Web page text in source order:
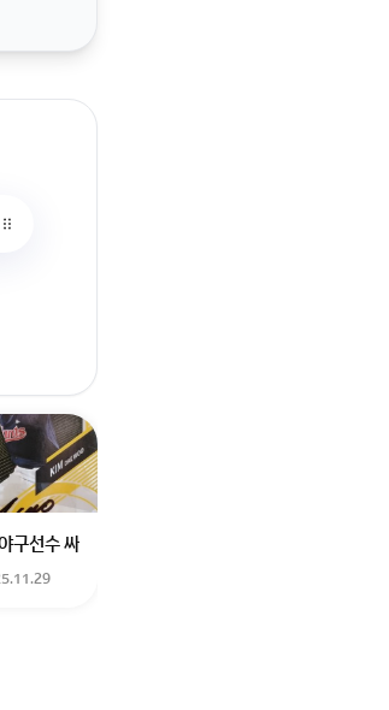
의 임영웅 순위 알고싶어요
요 지망하는 학교가 전주 한일고인데 1. 다자녀
으로 가는 버스를 이용하려하는데 버스 노선이 인천
구선수 싸인일까요? 제가 옛날에 롯데 자이언츠 선수